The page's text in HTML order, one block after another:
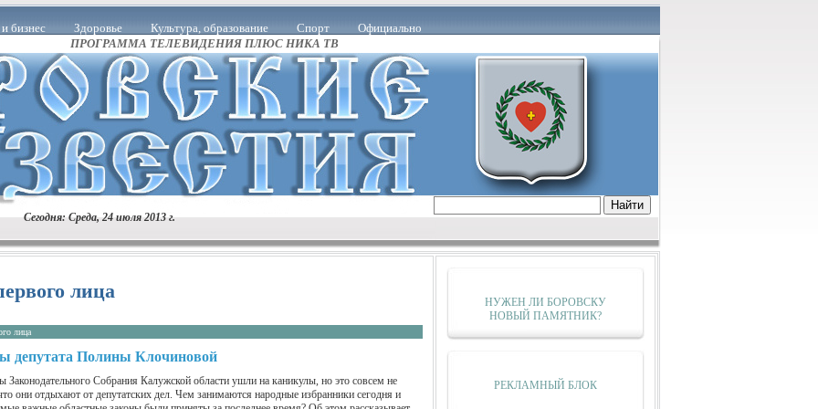
бизнес Здоровье Культура, образование Спорт Официально
области В Правительстве Калужской области Тема номера Интервью Актуально Постфактум
о людях Знай наших! Анонс Благодарность Уточняем О наболевшем
Учения Выставка Рейд Крестьянские заботы Доска Почёта Награждения Творчество
Есть такая служба Прокуратура информирует Происшествие Строительство
Юбилей Память Совещание Трудоустройство
От первого лица
Совет Благие дела ГИБДД информирует Статистика
блок Вопрос - ответ Здравоохранение Агрожизнь Архив
ПРОГРАММА ТЕЛЕВИДЕНИЯ ПЛЮС НИКА ТВ
Сегодня: Среда, 24 июля 2013 г.
лица
лица
депутата Полины Клочиновой
Законодательного Собрания Калужской области ушли на каникулы, но это совсем не
они отдыхают от депутатских дел. Чем занимаются народные избранники сегодня и
НУЖЕН ЛИ БОРОВСКУ
НОВЫЙ ПАМЯТНИК?
РЕКЛАМНЫЙ БЛОК